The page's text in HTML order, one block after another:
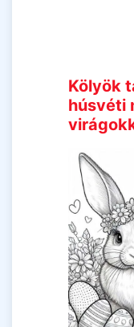
Kölyök
húsvéti